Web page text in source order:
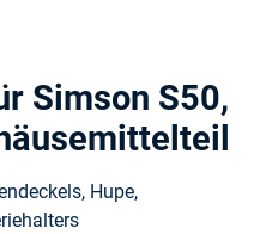
Simson S50,
Hupe,